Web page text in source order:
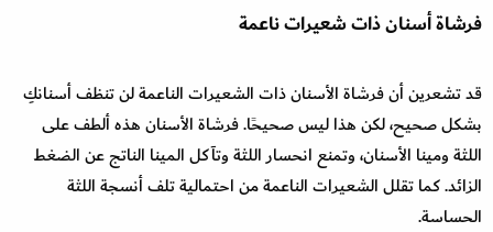
فرشاة أسنان ذات شعيرات ناعمة
قد تشعرين أن فرشاة الأسنان ذات الشعيرات الناعمة لن تنظف أسنانكِ
بشكل صحيح، لكن هذا ليس صحيحًا. فرشاة الأسنان هذه ألطف على
اللثة ومينا الأسنان، وتمنع انحسار اللثة وتآكل المينا الناتج عن الضغط
الزائد. كما تقلل الشعيرات الناعمة من احتمالية تلف أنسجة اللثة
الحساسة.